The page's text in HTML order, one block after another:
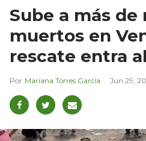
Sube a más de
muertos en
rescate entra
Mariana Torres García Jun 29,